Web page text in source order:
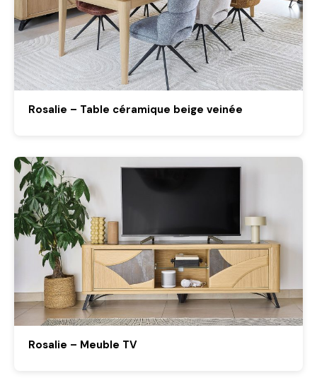
Rosalie – Table céramique beige veinée
Rosalie – Meuble TV